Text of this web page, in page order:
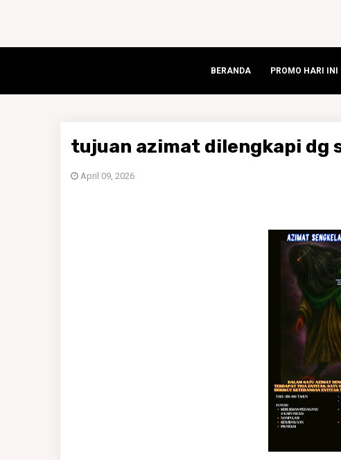
BERANDA PROMO HARI INI
tujuan azimat dilengkapi dg
April 09, 2026